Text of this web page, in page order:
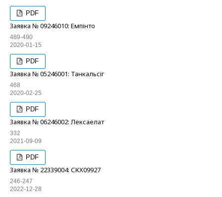
PDF
Заявка № 09246010: Емпінто
489-490
2020-01-15
PDF
Заявка № 05246001: Танкальсіг
468
2020-02-25
PDF
Заявка № 06246002: Лексаелат
332
2021-09-09
PDF
Заявка № 22339004: СКХ09927
246-247
2022-12-28